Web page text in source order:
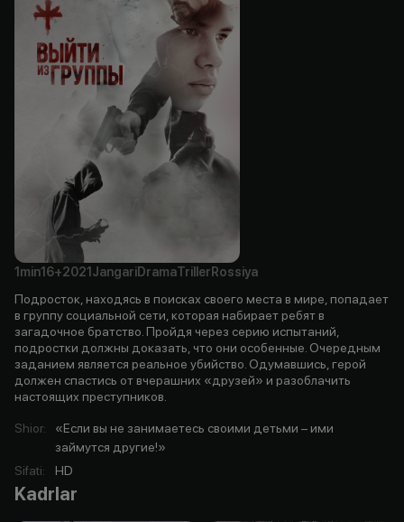
1min16+2021 JangariDramaTriller Rossiya
Подросток, находясь в поисках своего места в мире, попадает
в группу социальной сети, которая набирает ребят в
загадочное братство. Пройдя через серию испытаний,
подростки должны доказать, что они особенные. Очередным
заданием является реальное убийство. Одумавшись, герой
должен спастись от вчерашних «друзей» и разоблачить
настоящих преступников.
Shior:
«Если вы не занимаетесь своими детьми – ими
займутся другие!»
Sifati: HD
Kadrlar